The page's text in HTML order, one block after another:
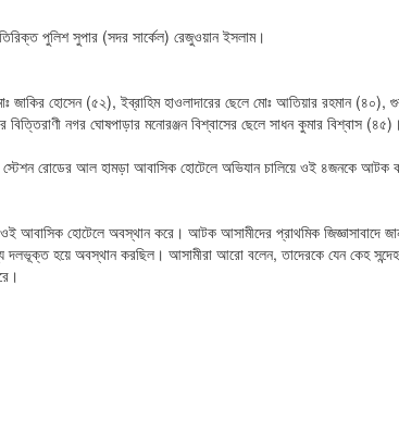
পুলিশ সুপার (সদর সার্কেল) রেজুওয়ান ইসলাম।
জাকির হোসেন (৫২), ইব্রাহিম হাওলাদারের ছেলে মোঃ আতিয়ার রহমান (৪০),
নগর ঘোষপাড়ার মনোরঞ্জন বিশ্বাসের ছেলে সাধন কুমার বিশ্বাস (৪৫)।
স্টেশন রোডের আল হামড়া আবাসিক হোটেলে অভিযান চালিয়ে ওই ৪জনকে আটক
আবাসিক হোটেলে অবস্থান করে। আটক আসামীদের প্রাথমিক জিজ্ঞাসাবাদে
দলভূক্ত হয়ে অবস্থান করছিল। আসামীরা আরো বলেন, তাদেরকে যেন কেহ